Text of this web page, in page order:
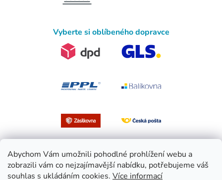
Abychom Vám umožnili pohodlné prohlížení webu a
zobrazili vám co nejzajímavější nabídku, potřebujeme váš
souhlas s ukládáním cookies. Více informací
Vyberte si oblíbeného dopravce